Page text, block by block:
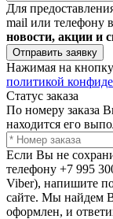
Для
mail или телефону
новости, акции и
Отправить заявку
Нажимая на
политикой
Статус заказа
По номеру заказа
находится его
Если Вы не
телефону +7 995
Viber), напишите
сайте. Мы найдем
оформлен, и